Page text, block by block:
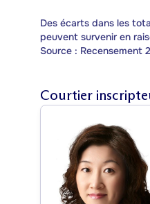
Des écarts dans les
peuvent survenir en
Source : Recensement
Courtier